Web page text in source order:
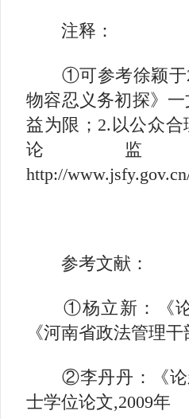
注释：
①可参考徐颖于
物容忍义务初探》
益为限；2.以公众
论
http://
参考文献：
①杨立新：《论
《河南省政法管理
②李丹丹：《论新
士学位论文,2009年